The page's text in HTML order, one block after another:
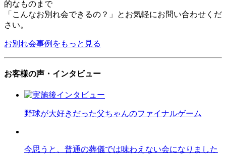
的なものまで
「こんなお別れ会できるの？」とお気軽にお問い合わせくだ
さい。
お別れ会事例をもっと見る
お客様の声・インタビュー
野球が大好きだった父ちゃんのファイナルゲーム
今思うと、普通の葬儀では味わえない会になりました